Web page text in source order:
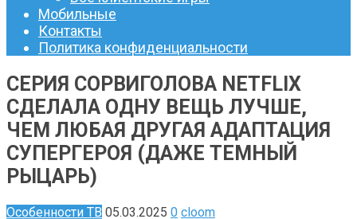
Мобильные
Контакты
Политика конфиденциальности
СЕРИЯ СОРВИГОЛОВА NETFLIX
СДЕЛАЛА ОДНУ ВЕЩЬ ЛУЧШЕ,
ЧЕМ ЛЮБАЯ ДРУГАЯ АДАПТАЦИЯ
СУПЕРГЕРОЯ (ДАЖЕ ТЕМНЫЙ
РЫЦАРЬ)
Особенности ТВ 05.03.2025 0 cloom